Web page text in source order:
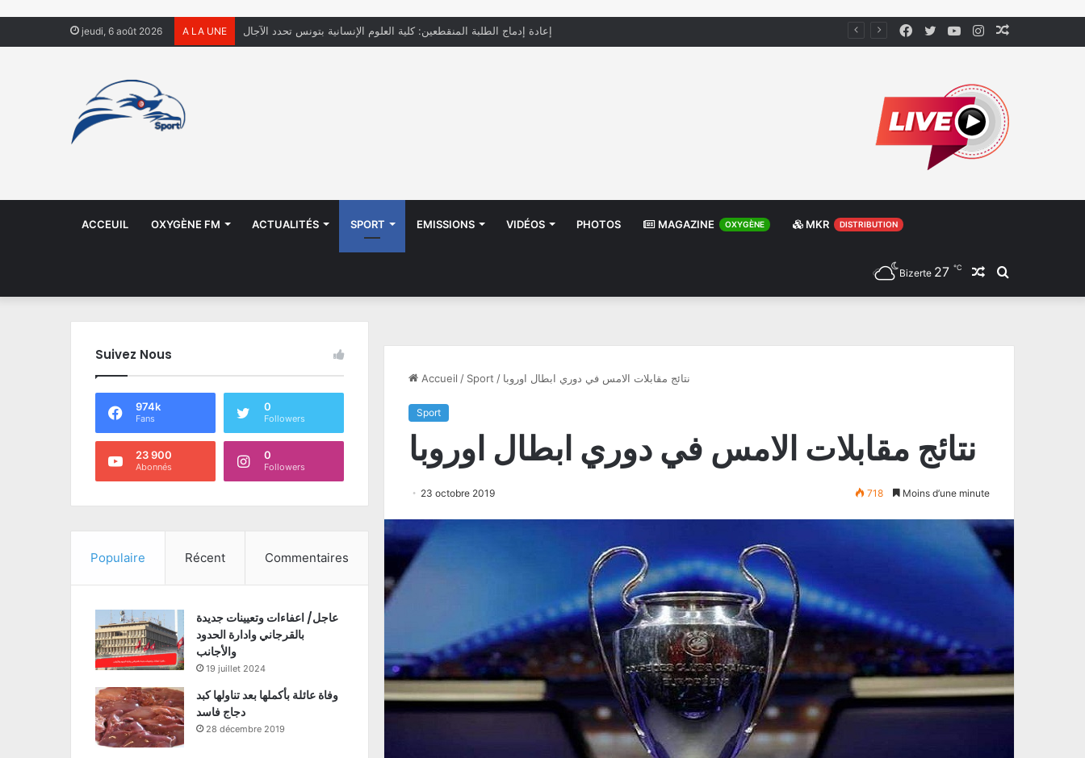
jeudi, 6 août 2026 A LA UNE إعادة إدماج الطلبة المنقطعين: كلية العلوم الإنسانية بتونس تحدد الآجال Instagram
YouTube
Twitter
Facebook
ACCEUIL OXYGÈNE FM ACTUALITÉS SPORT EMISSIONS VIDÉOS PHOTOS MAGAZINE OXYGÈNE MKR DISTRIBUTION
Rechercher
Article
Bizerte 27 ℃
Accueil / Sport / نتائج مقابلات الامس في دوري ابطال اوروبا
Sport
نتائج مقابلات الامس في دوري ابطال اوروبا
23 octobre 2019 718 Moins d’une minute
Suivez Nous
974k
Fans
0
Followers
23 900
Abonnés
0
Followers
Populaire Récent Commentaires
عاجل/ اعفاءات وتعيينات جديدة
بالقرجاني وادارة الحدود
والأجانب
19 juillet 2024
وفاة عائلة بأكملها بعد تناولها كبد
دجاج فاسد
28 décembre 2019